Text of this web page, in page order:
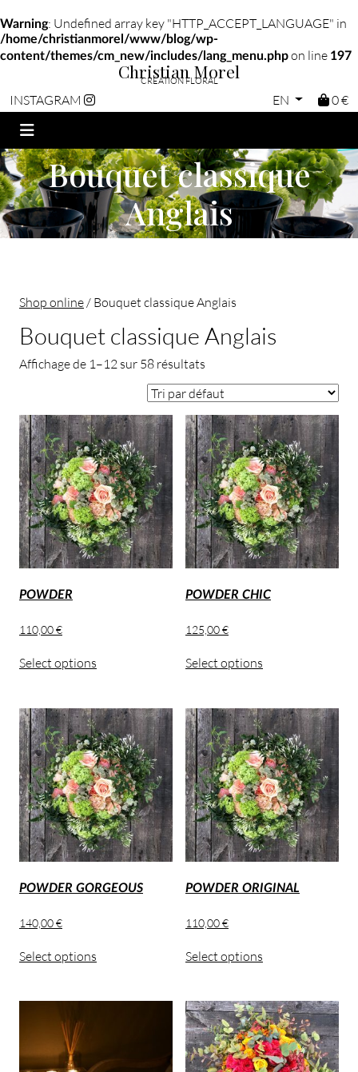
Warning: Undefined array key "HTTP_ACCEPT_LANGUAGE" in
/home/christianmorel/www/blog/wp-
content/themes/cm_new/includes/lang_menu.phpon line 197
INSTAGRAM
Christian Morel
CRÉATION FLORAL
EN 0 €
Bouquet classique
Anglais
Shop online / Bouquet classique Anglais
Bouquet classique Anglais
Affichage de 1–12 sur 58 résultats
POWDER
110,00€
Select options
POWDER CHIC
125,00€
Select options
POWDER GORGEOUS
140,00€
Select options
POWDER ORIGINAL
110,00€
Select options